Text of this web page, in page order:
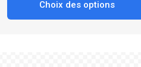
Choix des options